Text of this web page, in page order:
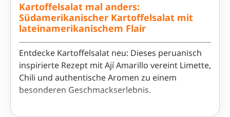
Kartoffelsalat mal anders:
Südamerikanischer Kartoffelsalat mit
lateinamerikanischem Flair
Entdecke Kartoffelsalat neu: Dieses peruanisch
inspirierte Rezept mit Ají Amarillo vereint Limette,
Chili und authentische Aromen zu einem
besonderen Geschmackserlebnis.